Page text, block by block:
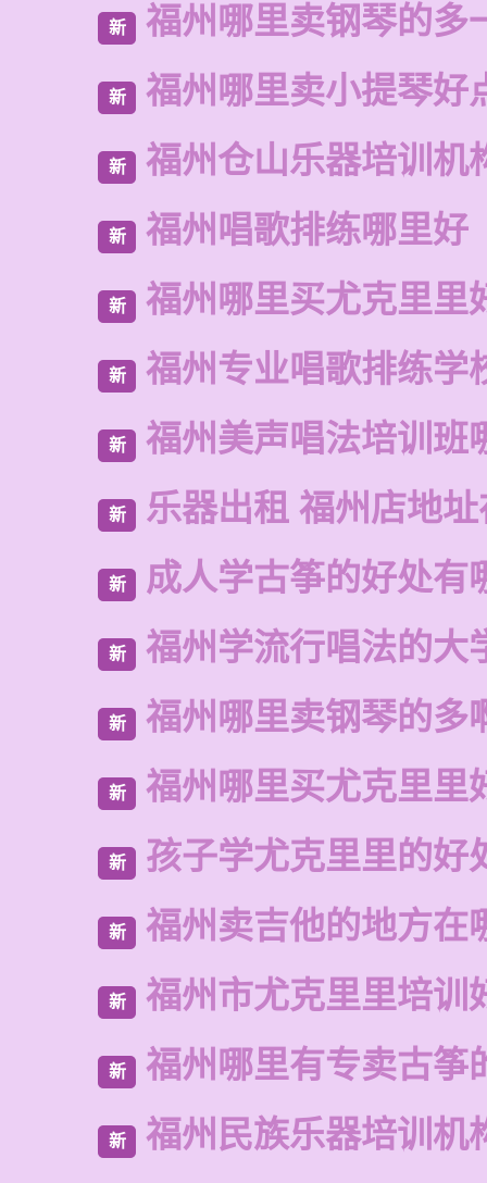
新 福州哪里卖钢琴的多
新 福州哪里卖小提琴好
新 福州仓山乐器培训机
新 福州唱歌排练哪里好
新 福州哪里买尤克里里
新 福州专业唱歌排练学
新 福州美声唱法培训班
新 乐器出租 福州店地
新 成人学古筝的好处有
新 福州学流行唱法的大
新 福州哪里卖钢琴的多
新 福州哪里买尤克里里
新 孩子学尤克里里的好
新 福州卖吉他的地方在
新 福州市尤克里里培训
新 福州哪里有专卖古筝
新 福州民族乐器培训机